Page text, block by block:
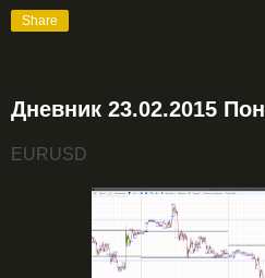
Share
Дневник 23.02.2015
EURUSD